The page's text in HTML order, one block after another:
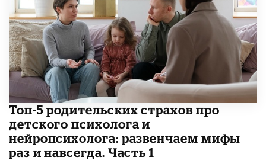
​Топ-5 родительских страхов про
детского психолога и
нейропсихолога: развенчаем мифы
раз и навсегда. Часть 1